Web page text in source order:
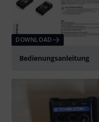
DOWNLOAD
Bedienungsanleitung